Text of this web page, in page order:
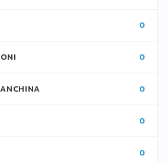
0
0
0
0
0